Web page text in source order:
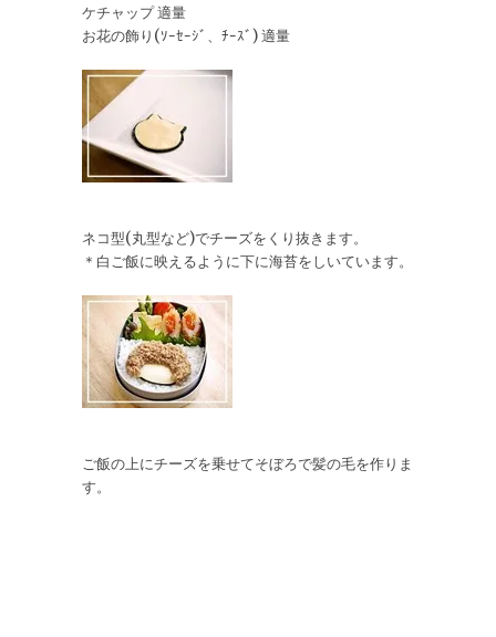
ケチャップ 適量
お花の飾り(ｿｰｾｰｼﾞ、ﾁｰｽﾞ) 適量
ネコ型(丸型など)でチーズをくり抜きます。
＊白ご飯に映えるように下に海苔をしいています。
ご飯の上にチーズを乗せてそぼろで髪の毛を作りま
す。